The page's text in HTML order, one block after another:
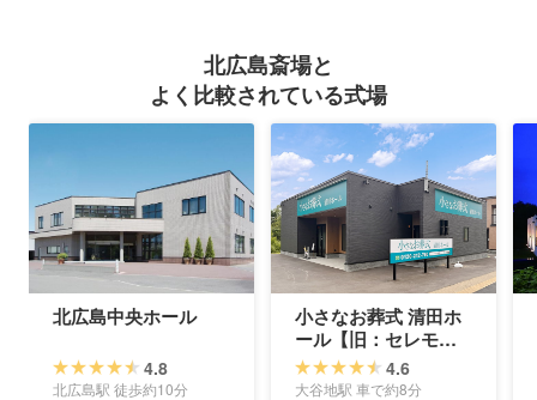
北広島斎場と
よく比較されている式場
北広島中央ホール
4.8
北広島駅 徒歩約10分
小さなお葬式 清田ホ
ール【旧：セレモニ
ーハウス清田】
4.6
大谷地駅 車で約8分